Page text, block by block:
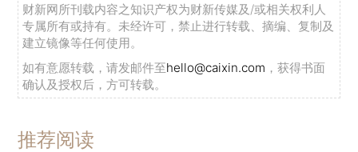
财新网所刊载内容之知识产权为财新传媒及/或相关权利人
专属所有或持有。未经许可，禁止进行转载、摘编、复制及
建立镜像等任何使用。
如有意愿转载，请发邮件至hello@caixin.com ，获得书面
确认及授权后，方可转载。
推荐阅读